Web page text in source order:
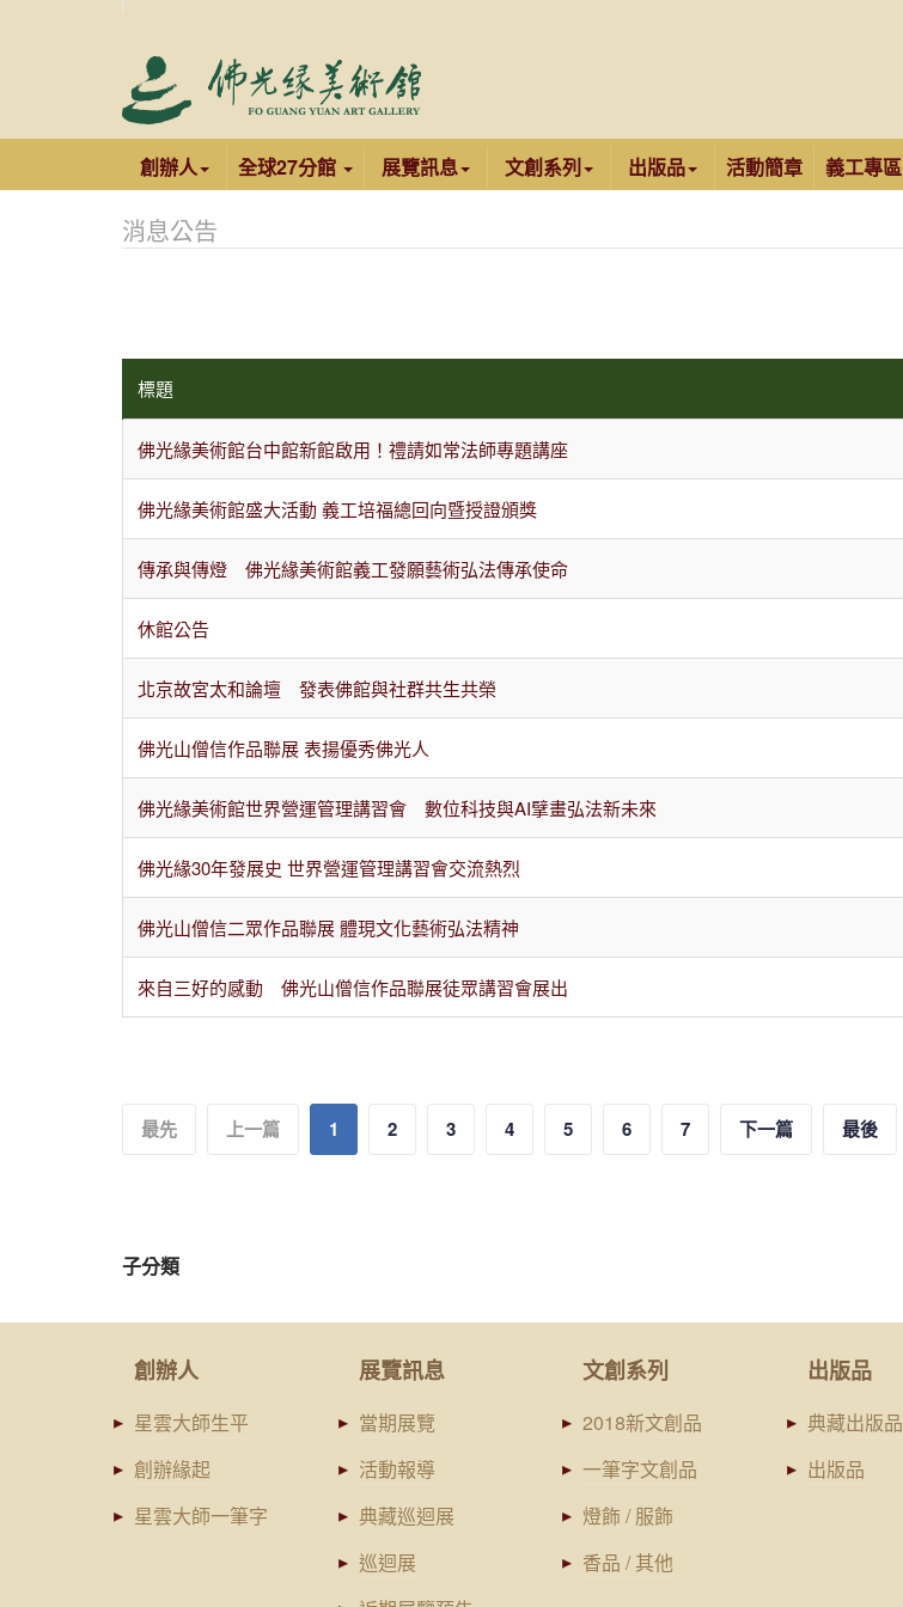
創辦人 全球27分館 展覽訊息 文創系列 出版品 活動簡章 義工專區
消息公告
標題
佛光緣美術館台中館新館啟用！禮請如常法師專題講座
佛光緣美術館盛大活動 義工培福總回向暨授證頒獎
傳承與傳燈 佛光緣美術館義工發願藝術弘法傳承使命
休館公告
北京故宮太和論壇 發表佛館與社群共生共榮
佛光山僧信作品聯展 表揚優秀佛光人
佛光緣美術館世界營運管理講習會 數位科技與AI擘畫弘法新未來
佛光緣30年發展史 世界營運管理講習會交流熱烈
佛光山僧信二眾作品聯展 體現文化藝術弘法精神
來自三好的感動 佛光山僧信作品聯展徒眾講習會展出
最先 上一篇 1 2 3 4 5 6 7 下一篇 最後
子分類
創辦人
星雲大師生平
創辦緣起
星雲大師一筆字
展覽訊息
當期展覽
活動報導
典藏巡迴展
巡迴展
文創系列
2018新文創品
一筆字文創品
燈飾 / 服飾
香品 / 其他
出版品
典藏出版品
出版品